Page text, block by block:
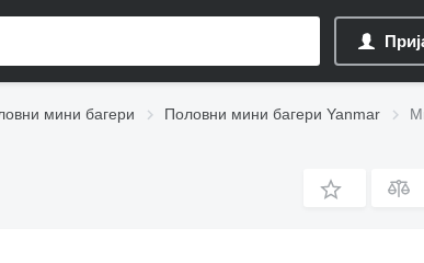
мини багери Половни мини багери Yanmar